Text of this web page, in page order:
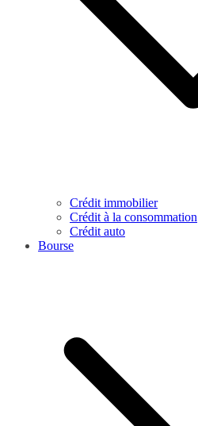
Crédit immobilier
Crédit à la consommation
Crédit auto
Bourse